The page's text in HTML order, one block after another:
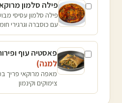
פילה סלמון
פילה סלמון עסיסי
עם כוסברה וגרגירי
פאסטיה עוף
למנה)
מאפה מרוקאי פריך
צימוקים וקינמון